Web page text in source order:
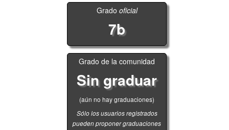
Grado oficial
7b
Grado de la comunidad
Sin graduar
(aún no hay graduaciones)
Sólo los usuarios registrados
pueden proponer graduaciones